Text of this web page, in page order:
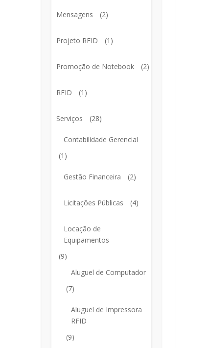
Mensagens (2)
Projeto RFID (1)
Promoção de Notebook (2)
RFID (1)
Serviços (28)
Contabilidade Gerencial
(1)
Gestão Financeira (2)
Licitações Públicas (4)
Locação de
Equipamentos
(9)
Aluguel de Computador
(7)
Aluguel de Impressora
RFID
(9)